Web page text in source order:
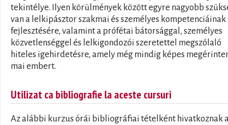
tekintélye. Ilyen körülmények között egyre nagyobb
van a lelkipásztor szakmai és személyes kompetenciáinak
fejlesztésére, valamint a prófétai bátorsággal, személyes
közvetlenséggel és lelkigondozói szeretettel megszólaló
hiteles igehirdetésre, amely még mindig képes
mai embert.
Utilizat ca bibliografie la aceste cursuri
Az alábbi kurzus órái bibliográfiai tételként hivatkoznak